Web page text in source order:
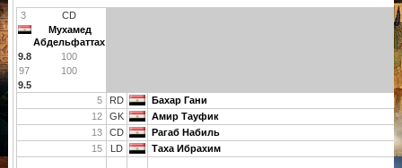
3
CD
Мухамед
Абдельфаттах
9.8
100
97
100
9.5
5
RD
Бахар Гани
12
GK
Амир Тауфик
13
CD
Рагаб Набиль
15
LD Таха Ибрахим